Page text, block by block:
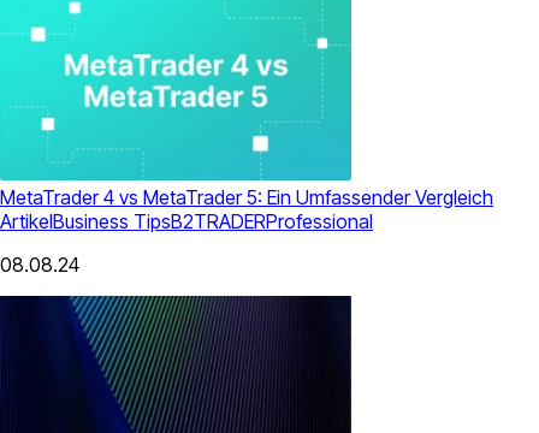
MetaTrader 4 vs MetaTrader 5: Ein Umfassender Vergleich
ArtikelBusiness TipsB2TRADERProfessional
08.08.24